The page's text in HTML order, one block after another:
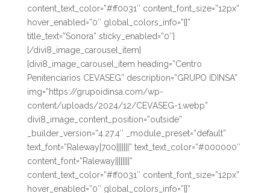
content_text_color=”#ff0031″ content_font_size=”12px”
hover_enabled=”0″ global_colors_info=”{}”
title_text=”Sonora” sticky_enabled=”0″]
[/divi8_image_carousel_item]
[divi8_image_carousel_item heading=”Centro
Penitenciarios CEVASEG” description=”GRUPO IDINSA”
img=”https://grupoidinsa.com/wp-
content/uploads/2024/12/CEVASEG-1.webp”
divi8_image_content_position=”outside”
_builder_version=”4.27.4″ _module_preset=”default”
text_font=”Raleway|700|||||||” text_text_color=”#000000″
content_font=”Raleway||||||||”
content_text_color=”#ff0031″ content_font_size=”12px”
hover_enabled=”0″ global_colors_info=”{}”